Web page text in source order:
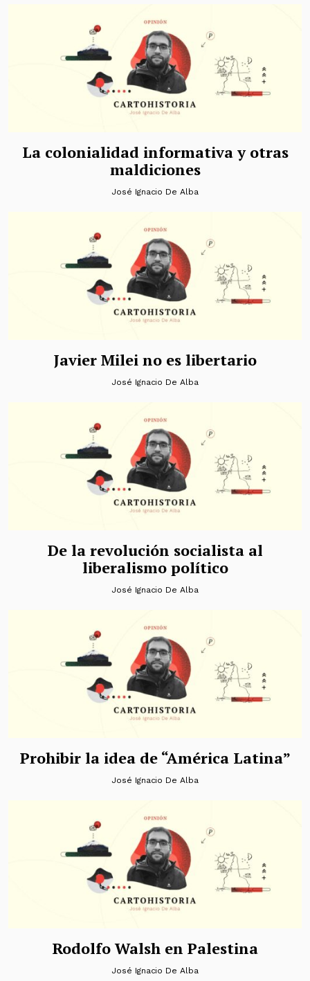
La colonialidad informativa y otras
maldiciones
José Ignacio De Alba
Javier Milei no es libertario
José Ignacio De Alba
De la revolución socialista al
liberalismo político
José Ignacio De Alba
Prohibir la idea de “América Latina”
José Ignacio De Alba
Rodolfo Walsh en Palestina
José Ignacio De Alba